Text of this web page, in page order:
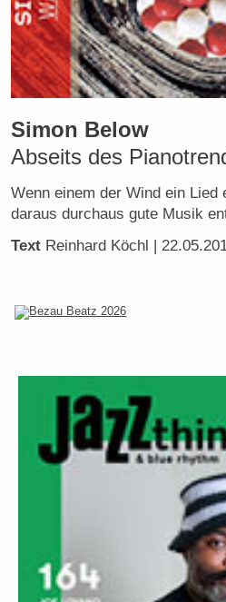
Simon Below
Abseits des
Wenn einem der Wind ein Lied
daraus durchaus gute Musik
Text Reinhard Köchl |